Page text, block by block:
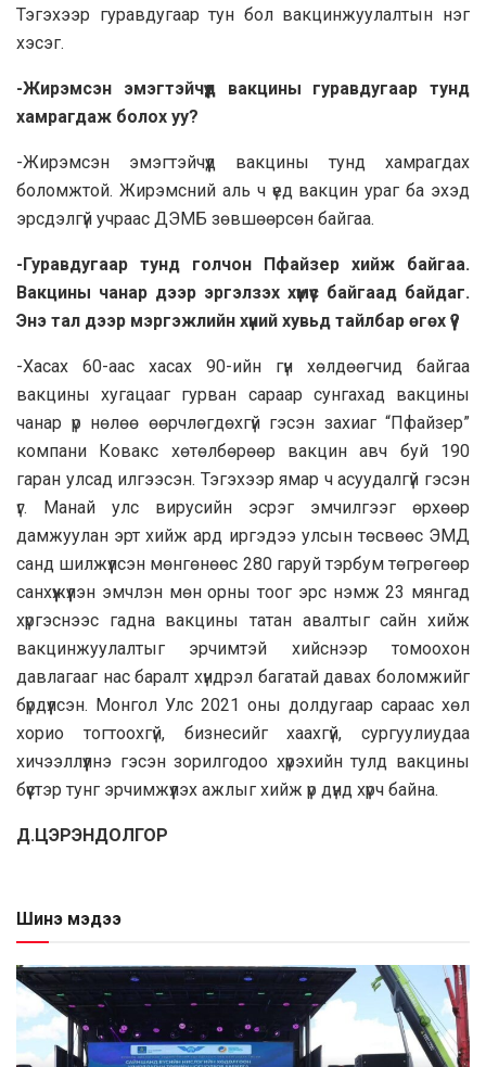
Тэгэхээр гуравдугаар тун бол вакцинжуулалтын нэг
хэсэг.
-Жирэмсэн эмэгтэйчүүд вакцины гуравдугаар тунд
хамрагдаж болох уу?
-Жирэмсэн эмэгтэйчүүд вакцины тунд хамрагдах
боломжтой. Жирэмсний аль ч үед вакцин ураг ба эхэд
эрсдэлгүй учраас ДЭМБ зөвшөөрсөн байгаа.
-Гуравдугаар тунд голчон Пфайзер хийж байгаа.
Вакцины чанар дээр эргэлзэх хүмүүс байгаад байдаг.
Энэ тал дээр мэргэжлийн хүний хувьд тайлбар өгөх үү?
-Хасах 60-аас хасах 90-ийн гүн хөлдөөгчид байгаа
вакцины хугацааг гурван сараар сунгахад вакцины
чанар үр нөлөө өөрчлөгдөхгүй гэсэн захиаг “Пфайзер”
компани Ковакс хөтөлбөрөөр вакцин авч буй 190
гаран улсад илгээсэн. Тэгэхээр ямар ч асуудалгүй гэсэн
үг. Манай улс вирусийн эсрэг эмчилгээг өрхөөр
дамжуулан эрт хийж ард иргэдээ улсын төсвөөс ЭМД
санд шилжүүлсэн мөнгөнөөс 280 гаруй тэрбум төгрөгөөр
санхүүжүүлэн эмчлэн мөн орны тоог эрс нэмж 23 мянгад
хүргэснээс гадна вакцины татан авалтыг сайн хийж
вакцинжуулалтыг эрчимтэй хийснээр томоохон
давлагааг нас баралт хүндрэл багатай давах боломжийг
бүрдүүлсэн. Монгол Улс 2021 оны долдугаар сараас хөл
хорио тогтоохгүй, бизнесийг хаахгүй, сургуулиудаа
хичээллүүлнэ гэсэн зорилгодоо хүрэхийн тулд вакцины
бүүстэр тунг эрчимжүүлэх ажлыг хийж үр дүнд хүрч байна.
Д.ЦЭРЭНДОЛГОР
Шинэ мэдээ